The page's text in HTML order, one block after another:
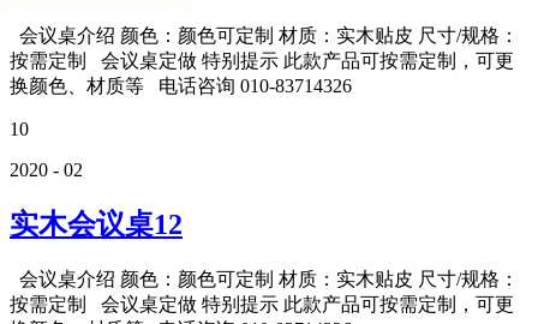
会议桌介绍 颜色：颜色可定制 材质：实木贴皮 尺寸/规格：
按需定制 会议桌定做 特别提示 此款产品可按需定制，可更
换颜色、材质等 电话咨询 010-83714326
10
2020 - 02
实木会议桌12
会议桌介绍 颜色：颜色可定制 材质：实木贴皮 尺寸/规格：
按需定制 会议桌定做 特别提示 此款产品可按需定制，可更